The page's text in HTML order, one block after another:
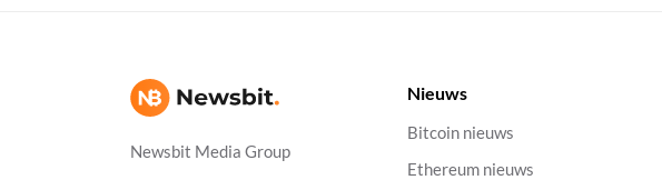
Newsbit Media Group
Nieuws
Bitcoin nieuws
Ethereum nieuws